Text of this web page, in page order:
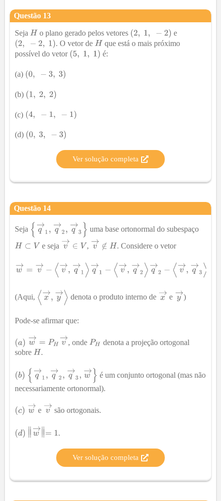
Questão 13
Seja o plano gerado pelos vetores
e
. O vetor de
que está o mais próximo
possível do vetor
é:
(a)
(b)
(c)
(d)
Ver solução completa
Questão 14
Seja
uma base ortonormal do subespaço
e seja
, . Considere o vetor
(Aqui, denota o produto interno de e )
Pode-se afirmar que:
, onde
denota a projeção ortogonal
sobre
.
é um conjunto ortogonal (mas não
necessariamente ortonormal).
e são ortogonais.
.
Ver solução completa